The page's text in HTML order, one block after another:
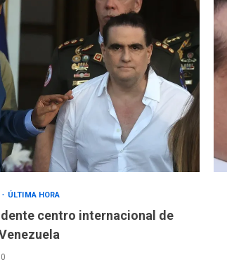
ÚLTIMA HORA
centro internacional de